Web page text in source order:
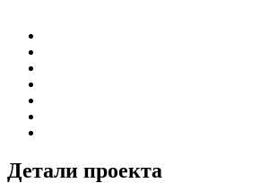
Детали проекта